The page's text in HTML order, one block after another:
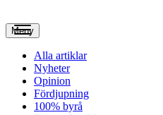
Meny
Alla artiklar
Nyheter
Opinion
Fördjupning
100% byrå